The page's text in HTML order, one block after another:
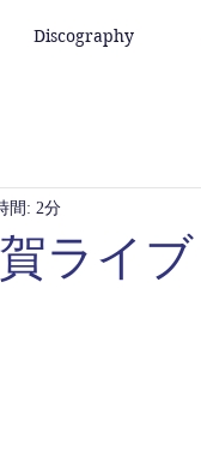
Discography
ライブ
間: 2分